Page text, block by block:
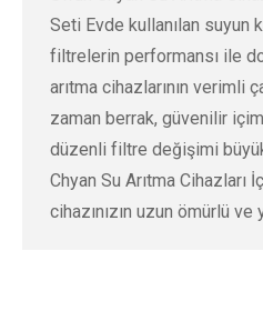
Seti Evde kullanılan suyun
filtrelerin performansı ile
arıtma cihazlarının verimli
zaman berrak, güvenilir
düzenli filtre değişimi
Chyan Su Arıtma Cihazları
cihazınızın uzun ömürlü